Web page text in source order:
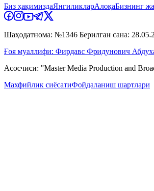
Биз ҳақимиздаЯнгиликларАлоқаБизнинг
Шаҳодатнома: №1346 Берилган сана:
Ғоя муаллифи: Фирдавс Фридунович
Асосчиси: "Master Media Production and
Махфийлик сиёсатиФойдаланиш шартлари